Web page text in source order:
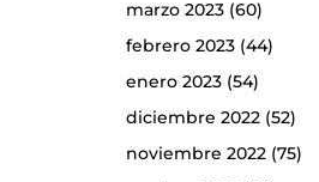
marzo 2023(60)
febrero 2023(44)
enero 2023(54)
diciembre 2022(52)
noviembre 2022(75)